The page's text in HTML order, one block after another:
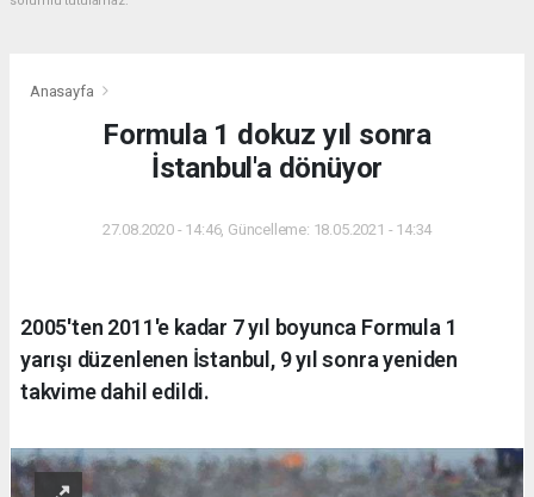
Anasayfa
Formula 1 dokuz yıl sonra
İstanbul'a dönüyor
27.08.2020 - 14:46, Güncelleme: 18.05.2021 - 14:34
2005'ten 2011'e kadar 7 yıl boyunca Formula 1
yarışı düzenlenen İstanbul, 9 yıl sonra yeniden
takvime dahil edildi.